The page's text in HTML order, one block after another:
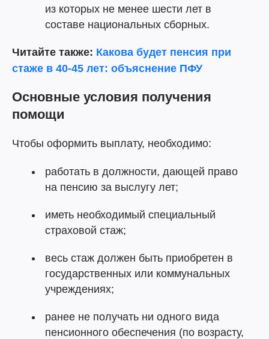
из которых не менее шести лет в
составе национальных сборных.
Читайте также: Какова будет пенсия при
стаже в 40-45 лет: объяснение ПФУ
Основные условия получения
помощи
Чтобы оформить выплату, необходимо:
работать в должности, дающей право
на пенсию за выслугу лет;
иметь необходимый специальный
страховой стаж;
весь стаж должен быть приобретен в
государственных или коммунальных
учреждениях;
ранее не получать ни одного вида
пенсионного обеспечения (по возрасту,